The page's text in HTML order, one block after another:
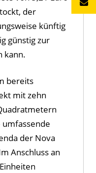
der
künftig
günstig zur
kann.
bereits
mit zehn
der Nova
Anschluss an